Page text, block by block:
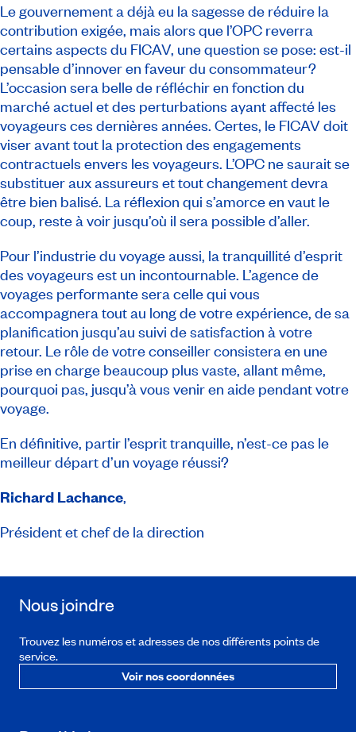
Le gouvernement a déjà eu la sagesse de réduire la
contribution exigée, mais alors que l’OPC reverra
certains aspects du FICAV, une question se pose: est-il
pensable d’innover en faveur du consommateur?
L’occasion sera belle de réfléchir en fonction du
marché actuel et des perturbations ayant affecté les
voyageurs ces dernières années. Certes, le FICAV doit
viser avant tout la protection des engagements
contractuels envers les voyageurs. L’OPC ne saurait se
substituer aux assureurs et tout changement devra
être bien balisé. La réflexion qui s’amorce en vaut le
coup, reste à voir jusqu’où il sera possible d’aller.
Pour l’industrie du voyage aussi, la tranquillité d’esprit
des voyageurs est un incontournable. L’agence de
voyages performante sera celle qui vous
accompagnera tout au long de votre expérience, de sa
planification jusqu’au suivi de satisfaction à votre
retour. Le rôle de votre conseiller consistera en une
prise en charge beaucoup plus vaste, allant même,
pourquoi pas, jusqu’à vous venir en aide pendant votre
voyage.
En définitive, partir l’esprit tranquille, n’est-ce pas le
meilleur départ d’un voyage réussi?
Richard Lachance,
Président et chef de la direction
Nous joindre
Trouvez les numéros et adresses de nos différents points de
service.
Voir nos coordonnées